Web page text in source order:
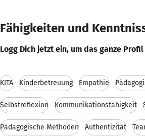
Fähigkeiten und
Logg Dich jetzt ein, um das ganze Profil
KITA Kinderbetreuung Empathie
Selbstreflexion Kommunikationsfähigkeit
Pädagogische Methoden Authentizität